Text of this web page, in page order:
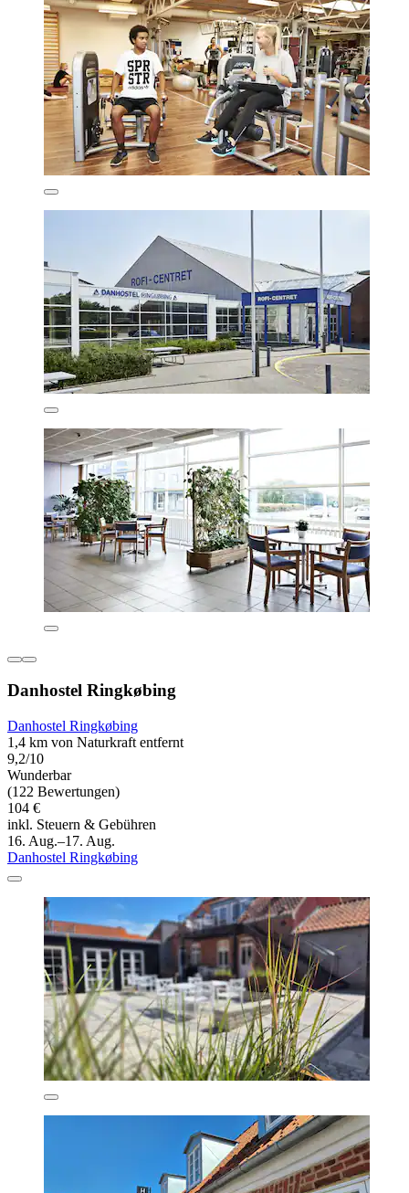
Danhostel Ringkøbing
Danhostel Ringkøbing
1,4 km von Naturkraft entfernt
9,2/10
Wunderbar
(122 Bewertungen)
104 €
inkl. Steuern & Gebühren
16. Aug.–17. Aug.
Danhostel Ringkøbing